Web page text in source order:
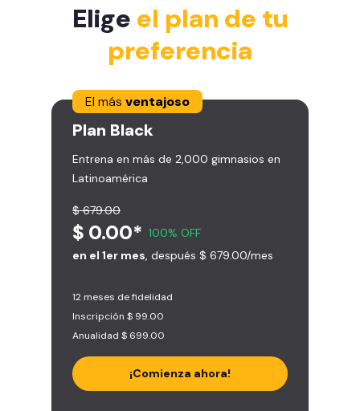
Elige el plan de tu
preferencia
El más ventajoso
Plan Black
Entrena en más de 2,000 gimnasios en
Latinoamérica
$ 679.00
$ 0.00* 100% OFF
en el 1er mes , después $ 679.00/mes
12 meses de fidelidad
Inscripción $ 99.00
Anualidad $ 699.00
¡Comienza ahora!